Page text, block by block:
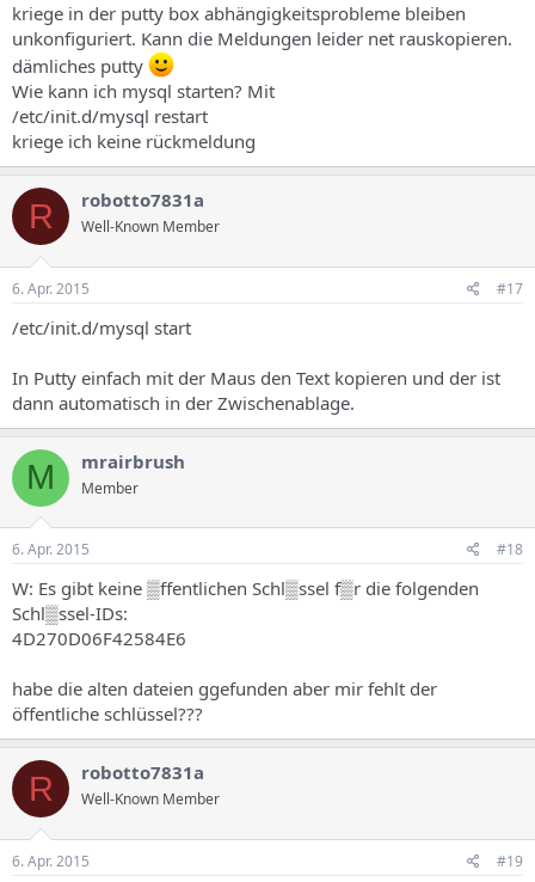
kriege in der putty box abhängigkeitsprobleme bleiben
unkonfiguriert. Kann die Meldungen leider net rauskopieren.
dämliches putty
Wie kann ich mysql starten? Mit
/etc/init.d/mysql restart
kriege ich keine rückmeldung
R robotto7831a
Well-Known Member
6. Apr. 2015 #17
/etc/init.d/mysql start
In Putty einfach mit der Maus den Text kopieren und der ist
dann automatisch in der Zwischenablage.
M mrairbrush
Member
6. Apr. 2015 #18
W: Es gibt keine ▒ffentlichen Schl▒ssel f▒r die folgenden
Schl▒ssel-IDs:
4D270D06F42584E6
habe die alten dateien ggefunden aber mir fehlt der
öffentliche schlüssel???
R robotto7831a
Well-Known Member
6. Apr. 2015 #19